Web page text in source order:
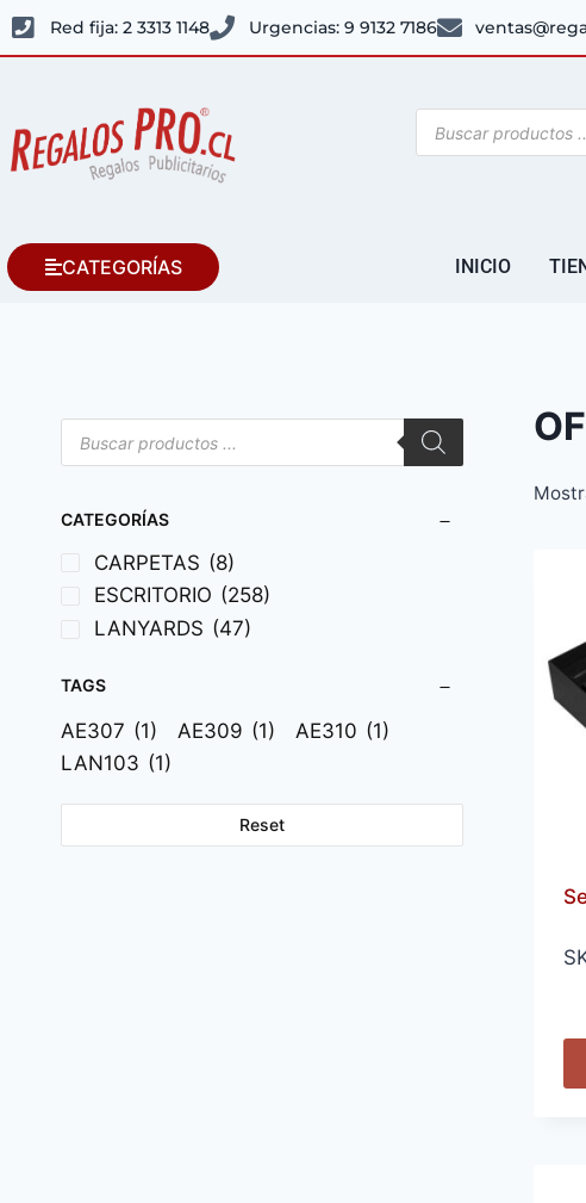
Red fija: 2 3313 1148 Urgencias: 9 9132 7186
CATEGORÍAS INICIO
CATEGORÍAS
CARPETAS (8)
ESCRITORIO (258)
LANYARDS (47)
TAGS
AE307 (1) AE309 (1) AE310 (1)
LAN103 (1)
Reset